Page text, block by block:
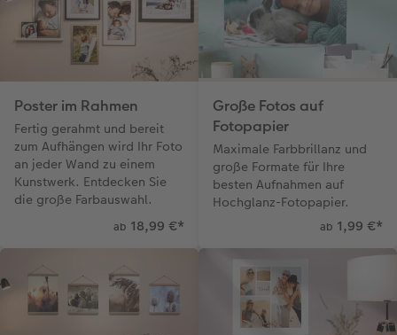
Poster im Rahmen
Fertig gerahmt und bereit
zum Aufhängen wird Ihr Foto
an jeder Wand zu einem
Kunstwerk. Entdecken Sie
die große Farbauswahl.
ab 18,99 €*
Große Fotos auf
Fotopapier
Maximale Farbbrillanz und
große Formate für Ihre
besten Aufnahmen auf
Hochglanz-Fotopapier.
ab 1,99 €*